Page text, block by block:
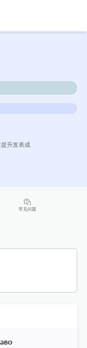
升发表成
常见问题